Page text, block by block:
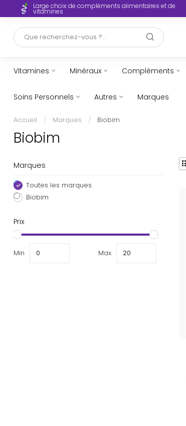
Large choix de compléments alimentaires et de
vitamines
Vitamines Minéraux Compléments
Soins Personnels Autres Marques
Accueil / Marques / Biobim
Biobim
Marques
Toutes les marques
Biobim
Prix
Min Max